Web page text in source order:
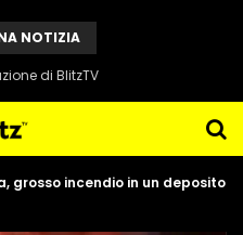
NOTIZIA
di BlitzTV
grosso incendio in un deposito